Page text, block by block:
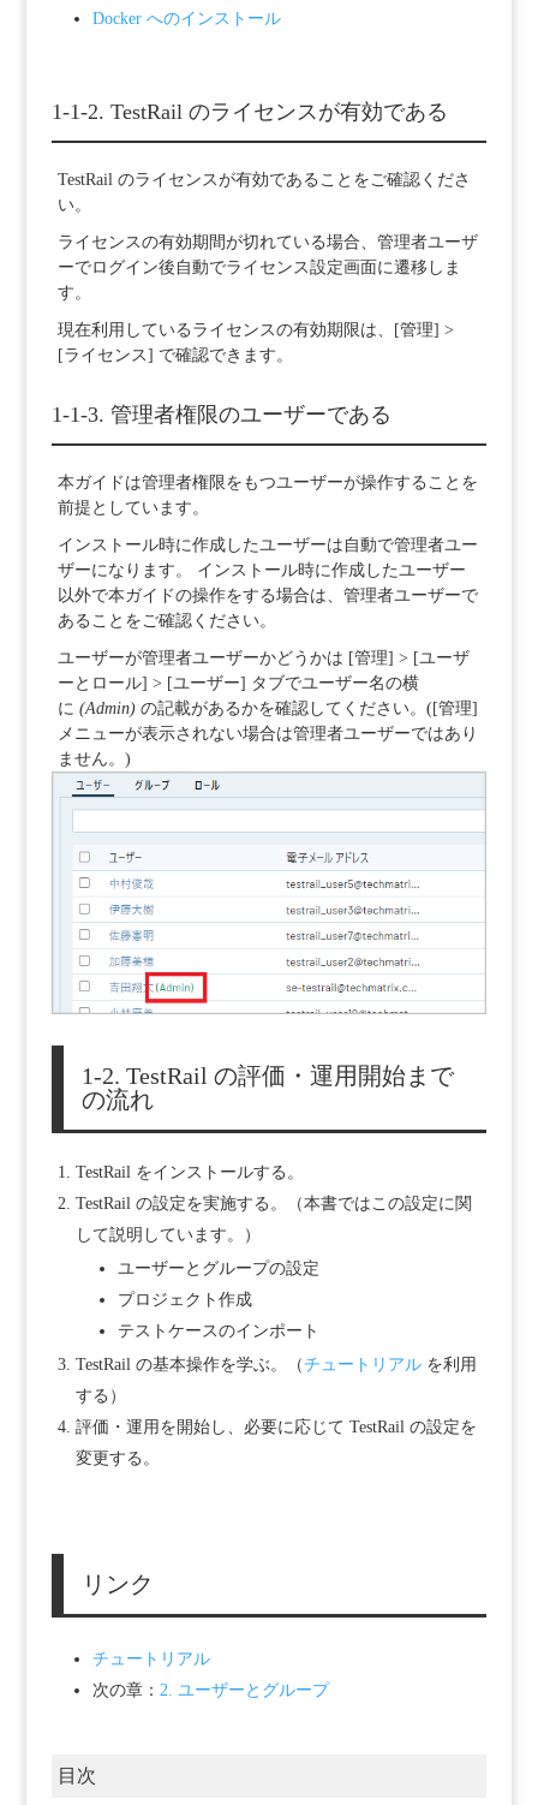
Docker へのインストール
1-1-2. TestRail のライセンスが有効である
TestRail のライセンスが有効であることをご確認くださ
い。
ライセンスの有効期間が切れている場合、管理者ユーザ
ーでログイン後自動でライセンス設定画面に遷移しま
す。
現在利用しているライセンスの有効期限は、[管理] >
[ライセンス] で確認できます。
1-1-3. 管理者権限のユーザーである
本ガイドは管理者権限をもつユーザーが操作することを
前提としています。
インストール時に作成したユーザーは自動で管理者ユー
ザーになります。 インストール時に作成したユーザー
以外で本ガイドの操作をする場合は、管理者ユーザーで
あることをご確認ください。
ユーザーが管理者ユーザーかどうかは [管理] > [ユーザ
ーとロール] > [ユーザー] タブでユーザー名の横
に (Admin)の記載があるかを確認してください。([管理]
メニューが表示されない場合は管理者ユーザーではあり
ません。)
1-2. TestRail の評価・運用開始まで
の流れ
TestRail をインストールする。
TestRail の設定を実施する。（本書ではこの設定に関
して説明しています。）
ユーザーとグループの設定
プロジェクト作成
テストケースのインポート
TestRail の基本操作を学ぶ。（チュートリアルを利用
する）
評価・運用を開始し、必要に応じて TestRail の設定を
変更する。
リンク
チュートリアル
次の章： 2. ユーザーとグループ
目次